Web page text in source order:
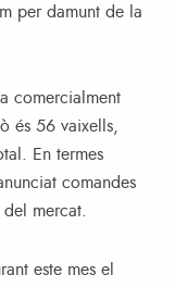
per damunt de la
comercialment
és 56 vaixells,
En termes
comandes
mercat.
este mes el